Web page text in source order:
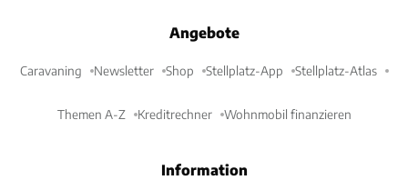
Angebote
Caravaning Newsletter Shop Stellplatz-App Stellplatz-Atlas
Themen A-Z Kreditrechner Wohnmobil finanzieren
Information